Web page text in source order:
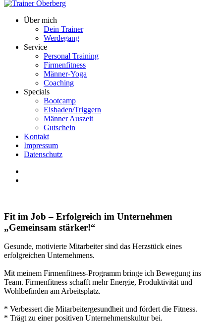
Über mich
Dein Trainer
Werdegang
Service
Personal Training
Firmenfitness
Männer-Yoga
Coaching
Specials
Bootcamp
Eisbaden/Triggern
Männer Auszeit
Gutschein
Kontakt
Impressum
Datenschutz
Fit im Job – Erfolgreich im Unternehmen
„Gemeinsam stärker!“
Gesunde, motivierte Mitarbeiter sind das Herzstück eines
erfolgreichen Unternehmens.
Mit meinem Firmenfitness-Programm bringe ich Bewegung ins
Team. Firmenfitness schafft mehr Energie, Produktivität und
Wohlbefinden am Arbeitsplatz.
* Verbessert die Mitarbeitergesundheit und fördert die Fitness.
* Trägt zu einer positiven Unternehmenskultur bei.